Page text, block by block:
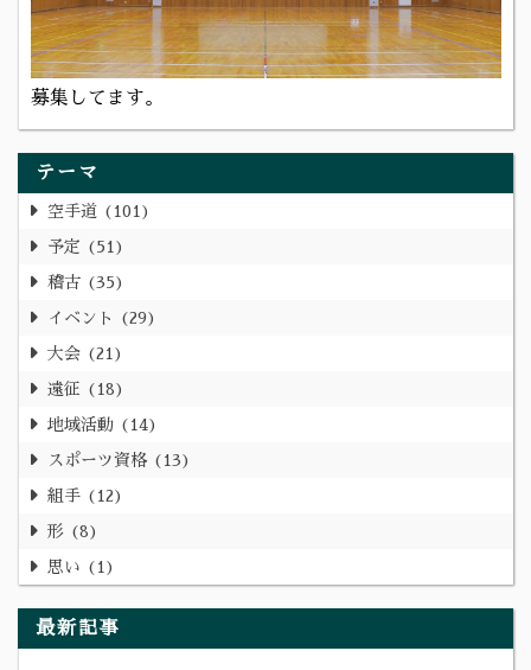
募集してます。
テーマ
空手道 101
予定 51
稽古 35
イベント 29
大会 21
遠征 18
地域活動 14
スポーツ資格 13
組手 12
形 8
思い 1
最新記事